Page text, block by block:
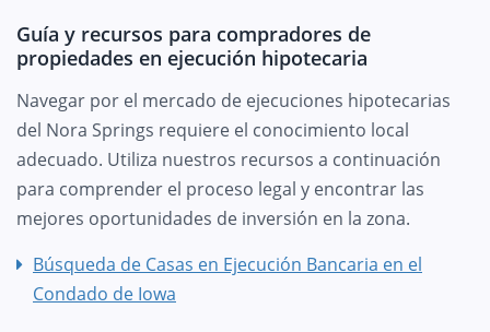
Guía y recursos para compradores de
propiedades en ejecución hipotecaria
Navegar por el mercado de ejecuciones hipotecarias
del Nora Springs requiere el conocimiento local
adecuado. Utiliza nuestros recursos a continuación
para comprender el proceso legal y encontrar las
mejores oportunidades de inversión en la zona.
Búsqueda de Casas en Ejecución Bancaria en el
Condado de Iowa